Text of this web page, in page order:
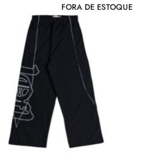
FORA DE ESTOQUE